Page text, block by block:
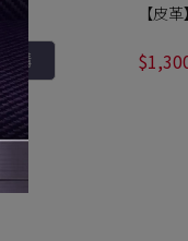
購
【皮